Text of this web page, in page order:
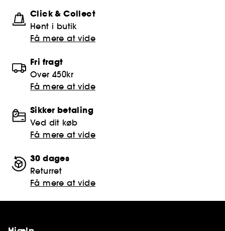
Click & Collect
Hent i butik
Få mere at vide
Fri fragt
Over 450kr
Få mere at vide
Sikker betaling
Ved dit køb
Få mere at vide
30 dages
Returret
Få mere at vide